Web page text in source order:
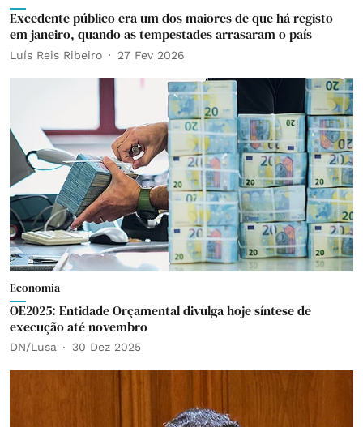
Excedente público era um dos maiores de que há registo
em janeiro, quando as tempestades arrasaram o país
Luís Reis Ribeiro 27 Fev 2026
Economia
OE2025: Entidade Orçamental divulga hoje síntese de
execução até novembro
DN/Lusa 30 Dez 2025